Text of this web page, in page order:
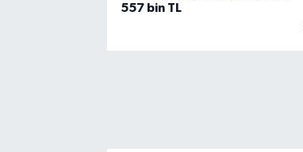
557 bin TL